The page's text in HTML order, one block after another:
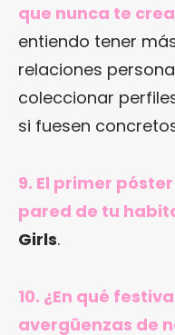
que nunca te
entiendo tener
relaciones
coleccionar
si fuesen
9. El primer
pared de tu
Girls.
10. ¿En qué
avergüenzas de